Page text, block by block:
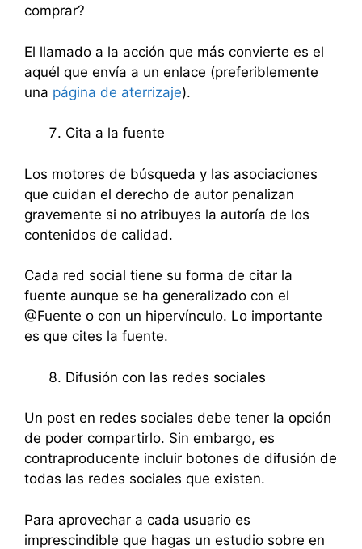
comprar?
El llamado a la acción que más convierte es el
aquél que envía a un enlace (preferiblemente
una página de aterrizaje).
Cita a la fuente
Los motores de búsqueda y las asociaciones
que cuidan el derecho de autor penalizan
gravemente si no atribuyes la autoría de los
contenidos de calidad.
Cada red social tiene su forma de citar la
fuente aunque se ha generalizado con el
@Fuente o con un hipervínculo. Lo importante
es que cites la fuente.
Difusión con las redes sociales
Un post en redes sociales debe tener la opción
de poder compartirlo. Sin embargo, es
contraproducente incluir botones de difusión de
todas las redes sociales que existen.
Para aprovechar a cada usuario es
imprescindible que hagas un estudio sobre en